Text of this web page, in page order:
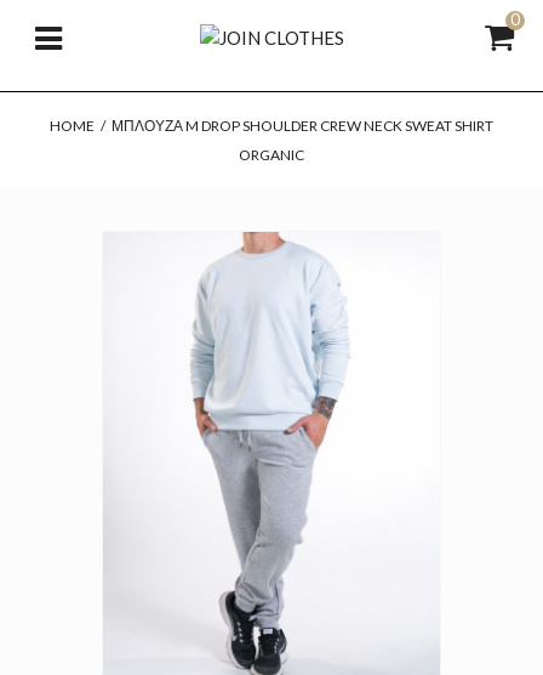
0
HOME / ΜΠΛΟΎΖΑ M DROP SHOULDER CREW NECK SWEAT SHIRT
ORGANIC